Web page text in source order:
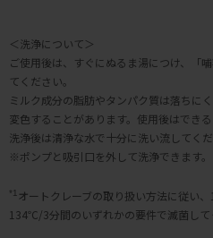
＜洗浄について＞
ご使用後は、すぐにぬるま湯につけ、「
てください。
ミルク成分の脂肪やタンパク質は落ちに
変色することがあります。使用後はでき
洗浄後は清浄な水で十分に洗い流してくだ
※ポンプと吸引口を外して洗浄できます。
*1 オートクレーブの取り扱い方法に従
134℃/3分間のいずれかの要件で滅菌して